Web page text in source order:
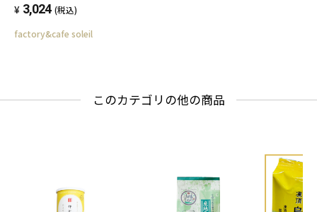
3,024 (税込)
factory&cafe soleil
このカテゴリの他の商品